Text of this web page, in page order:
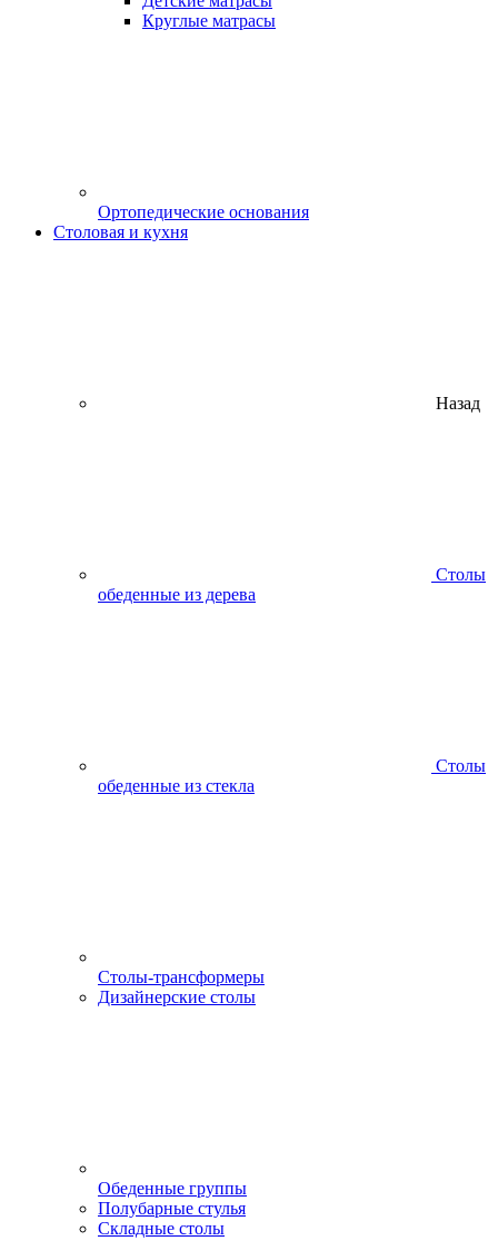
Круглые матрасы
Ортопедические основания
Столовая и кухня
Назад
Столы
обеденные из дерева
Столы
обеденные из стекла
Столы-трансформеры
Дизайнерские столы
Обеденные группы
Полубарные стулья
Складные столы